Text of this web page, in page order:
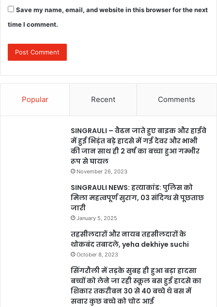
Save my name, email, and website in this browser for the next
time I comment.
Popular Recent Comments
SINGRAULI – वैढन जाते हुए बाइक और हाईवे
में हुई भिड़ंत बड़े हादसे में गई देवर और भाभी
की जान साथ ही 2 वर्ष का बच्चा हुआ गम्भीर
रूप से घायल
November 26, 2023
SINGRAULI NEWS: हत्याकांड: पुलिस को
मिला महत्वपूर्ण सुराग, 03 संदिग्ध से पूछताछ
जारी
January 5, 2025
तहसीलदारों और नायब तहसीलदारों के
थोकबंद तबादले, yeha dekhiye suchi
October 8, 2023
सिंगरौली में तड़के सुबह ही हुआ बड़ा हादसा
बच्चों को लेने जा रही स्कूल बस हुई हादसे का
शिकार तकरीबन 30 से 40 बच्चे थे बस में
सवार कुछ बच्चे को चोट आई